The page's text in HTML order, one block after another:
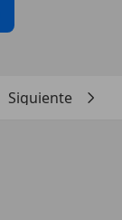
Siguiente